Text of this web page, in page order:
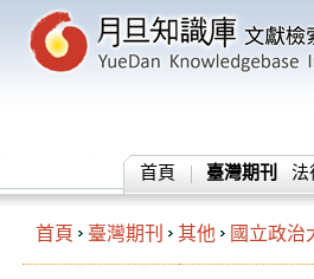
首頁 臺灣期刊 法
首頁 臺灣期刊 其他 國立政治